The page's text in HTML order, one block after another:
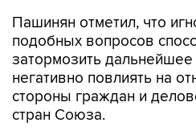
Пашинян отметил, что
подобных вопросов
затормозить
негативно повлиять на
стороны граждан и
стран Союза.